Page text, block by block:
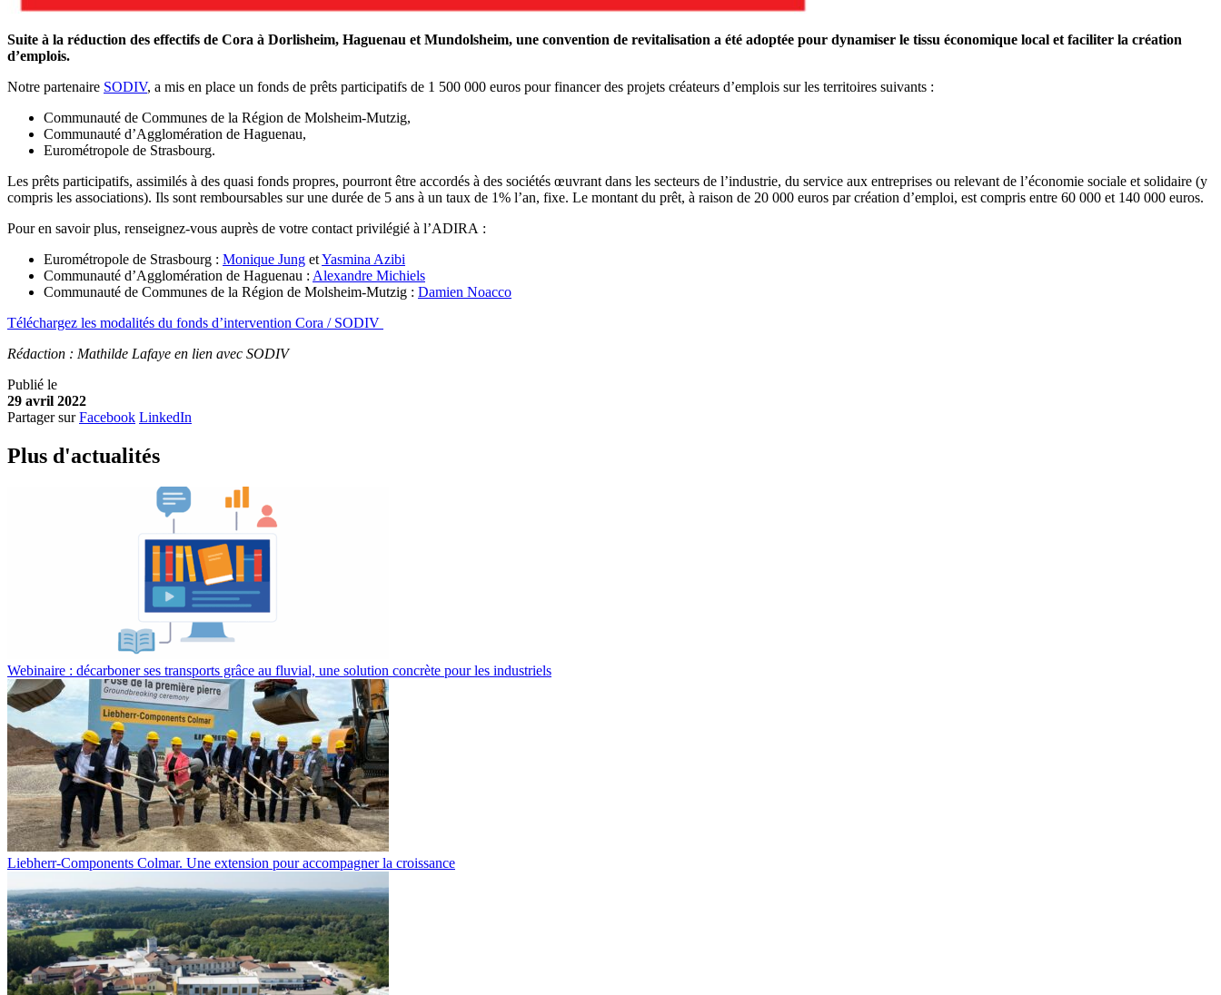
Suite à la réduction des effectifs de Cora à Dorlisheim, Haguenau et Mundolsheim, une convention de revitalisation a été adoptée pour dynamiser le tissu économique local et faciliter la création
d’emplois.
Notre partenaire SODIV, a mis en place un fonds de prêts participatifs de 1 500 000 euros pour financer des projets créateurs d’emplois sur les territoires suivants :
Communauté de Communes de la Région de Molsheim-Mutzig,
Communauté d’Agglomération de Haguenau,
Eurométropole de Strasbourg.
Les prêts participatifs, assimilés à des quasi fonds propres, pourront être accordés à des sociétés œuvrant dans les secteurs de l’industrie, du service aux entreprises ou relevant de l’économie sociale et solidaire (y
compris les associations). Ils sont remboursables sur une durée de 5 ans à un taux de 1% l’an, fixe. Le montant du prêt, à raison de 20 000 euros par création d’emploi, est compris entre 60 000 et 140 000 euros.
Pour en savoir plus, renseignez-vous auprès de votre contact privilégié à l’ADIRA :
Eurométropole de Strasbourg : Monique Jung etYasmina Azibi
Communauté d’Agglomération de Haguenau : Alexandre Michiels
Communauté de Communes de la Région de Molsheim-Mutzig : Damien Noacco
Téléchargez les modalités du fonds d’intervention Cora / SODIV
Rédaction : Mathilde Lafaye en lien avec SODIV
Publié le
29 avril 2022
Partager sur Facebook LinkedIn
Plus d'actualités
Webinaire : décarboner ses transports grâce au fluvial, une solution concrète pour les industriels
Liebherr-Components Colmar. Une extension pour accompagner la croissance